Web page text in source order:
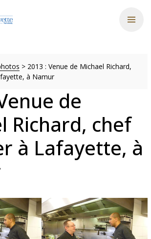
> 2013 : Venue de Michael Richard,
à Namur
de
Richard, chef
à Lafayette, à